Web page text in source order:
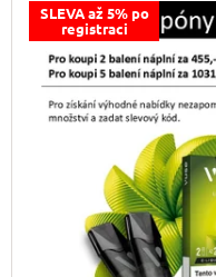
SLEVA až 5% po
registraci